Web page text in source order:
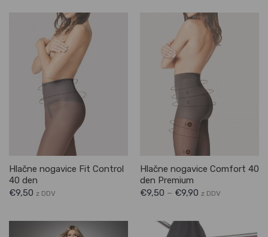
Hlačne nogavice Fit Control
40 den
€9,50 z DDV
Hlačne nogavice Comfort 40
den Premium
€9,50 – €9,90 z DDV